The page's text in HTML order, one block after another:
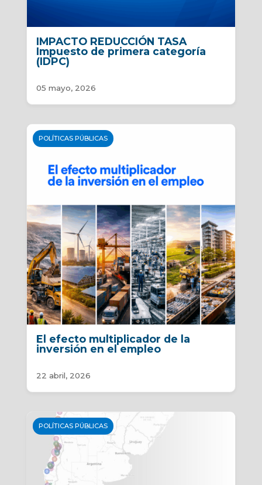
IMPACTO REDUCCIÓN TASA
Impuesto de primera categoría
(IDPC)
05 mayo, 2026
POLÍTICAS PÚBLICAS
El efecto multiplicador de la
inversión en el empleo
22 abril, 2026
POLÍTICAS PÚBLICAS